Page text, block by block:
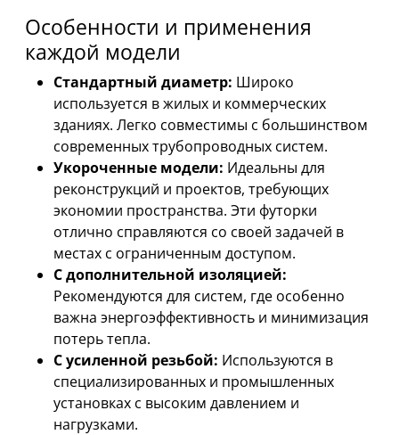
Особенности и применения
каждой модели
Стандартный диаметр: Широко
используется в жилых и коммерческих
зданиях. Легко совместимы с большинством
современных трубопроводных систем.
Укороченные модели: Идеальны для
реконструкций и проектов, требующих
экономии пространства. Эти футорки
отлично справляются со своей задачей в
местах с ограниченным доступом.
С дополнительной изоляцией:
Рекомендуются для систем, где особенно
важна энергоэффективность и минимизация
потерь тепла.
С усиленной резьбой: Используются в
специализированных и промышленных
установках с высоким давлением и
нагрузками.